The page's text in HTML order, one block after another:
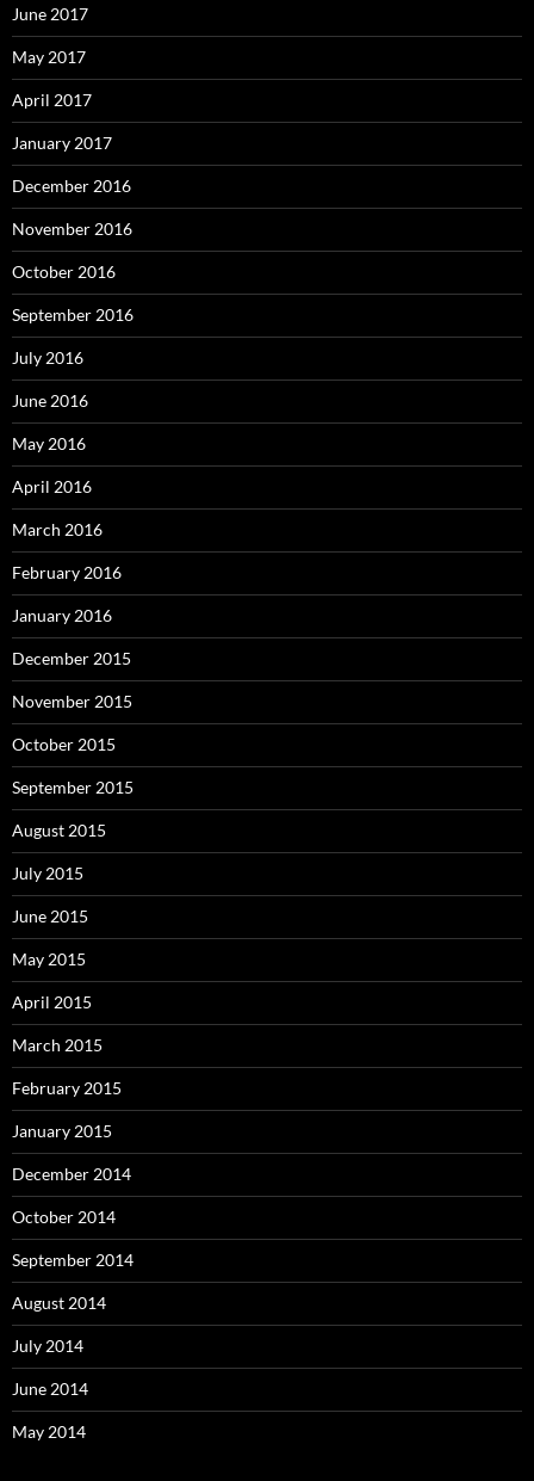
June 2017
May 2017
April 2017
January 2017
December 2016
November 2016
October 2016
September 2016
July 2016
June 2016
May 2016
April 2016
March 2016
February 2016
January 2016
December 2015
November 2015
October 2015
September 2015
August 2015
July 2015
June 2015
May 2015
April 2015
March 2015
February 2015
January 2015
December 2014
October 2014
September 2014
August 2014
July 2014
June 2014
May 2014